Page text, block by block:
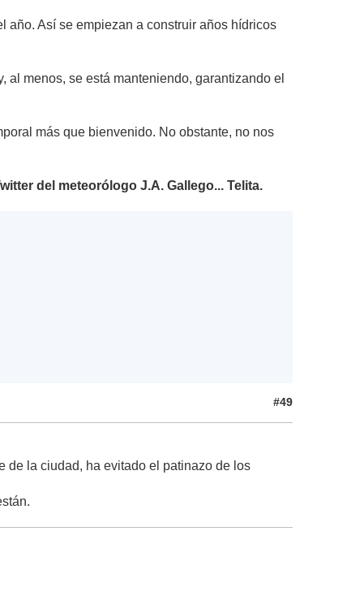
año. Así se empiezan a construir años hídricos
al menos, se está manteniendo, garantizando el
más que bienvenido. No obstante, no nos
del meteorólogo J.A. Gallego... Telita.
#49
de la ciudad, ha evitado el patinazo de los